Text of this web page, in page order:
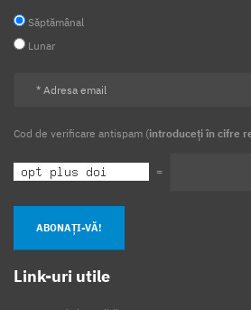
Săptămânal
Lunar
Cod de verificare antispam (introduceți în cifre
=
ABONAȚI-VĂ!
Link-uri utile